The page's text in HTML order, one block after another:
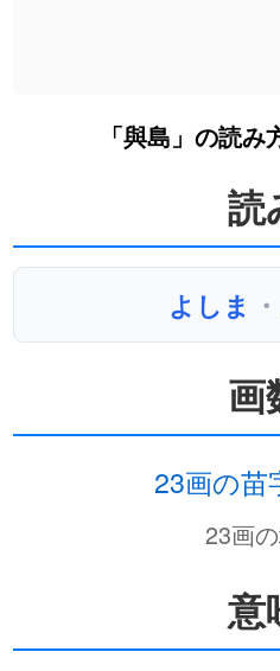
「與島」の読
読
よしま ・
画
23画の苗
23画
意